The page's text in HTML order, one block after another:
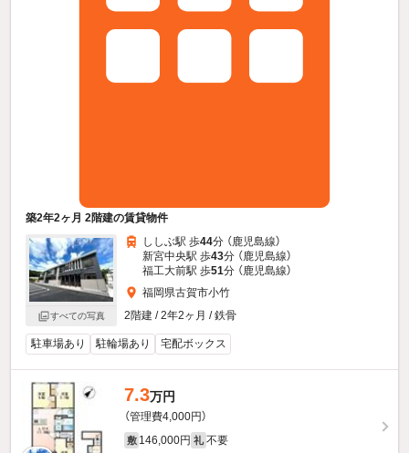
築2年2ヶ月 2階建の賃貸物件
すべての写真
ししぶ駅 歩44分 （鹿児島線）
新宮中央駅 歩43分 （鹿児島線）
福工大前駅 歩51分 （鹿児島線）
福岡県古賀市小竹
2階建 / 2年2ヶ月 / 鉄骨
駐車場あり 駐輪場あり 宅配ボックス
7.3万円
（管理費4,000円）
敷 146,000円 礼 不要